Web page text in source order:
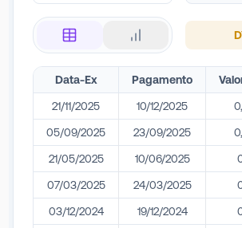
Data-Ex Pagamento
21/11/2025 10/12/2025
05/09/2025 23/09/2025
21/05/2025 10/06/2025
07/03/2025 24/03/2025
03/12/2024 19/12/2024